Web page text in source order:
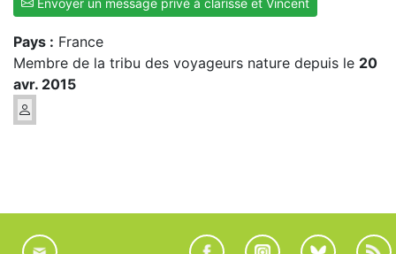
Pays : France
Membre de la tribu des voyageurs nature depuis le 20
avr. 2015